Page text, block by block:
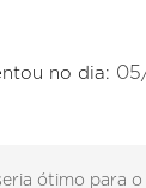
no dia:
ótimo para